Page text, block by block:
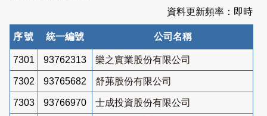
資料更新頻率：即時
序號 統一編號 公司名稱
7301 93762313 樂之實業股份有限公司
7302 93765682 舒茀股份有限公司
7303 93766970 士成投資股份有限公司